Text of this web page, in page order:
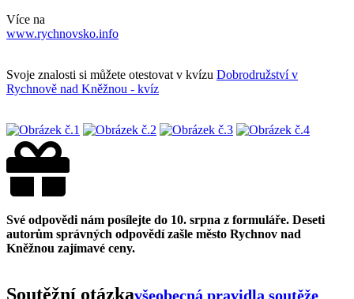
Více na
www.rychnovsko.info
Svoje znalosti si můžete otestovat v kvízu Dobrodružství v
Rychnově nad Kněžnou - kvíz
Své odpovědi nám posílejte do 10. srpna z formuláře. Deseti
autorům správných odpovědí zašle město Rychnov nad
Kněžnou zajímavé ceny.
Soutěžní otázkavšeobecná pravidla soutěže